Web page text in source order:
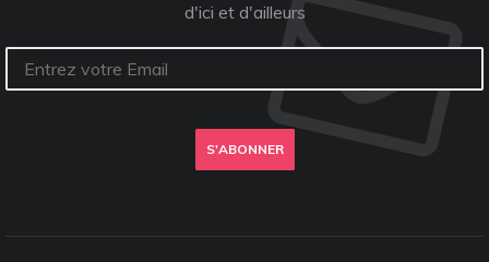
d'ici et d'ailleurs
S'ABONNER